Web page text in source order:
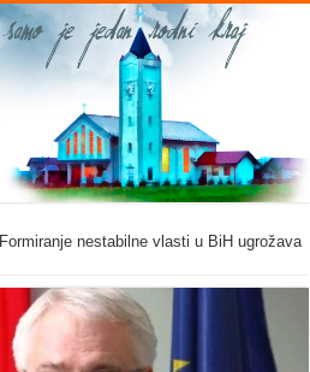
Formiranje nestabilne vlasti u BiH ugrožava